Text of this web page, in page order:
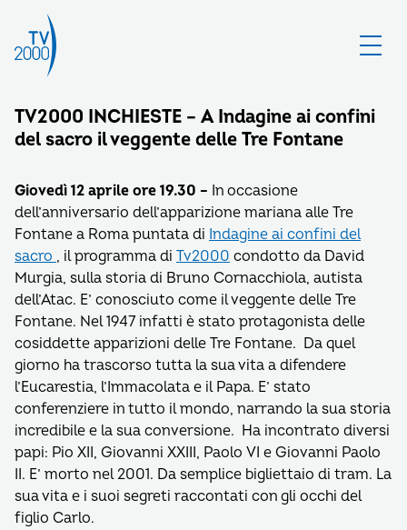
TV2000 INCHIESTE – A Indagine ai confini
del sacro il veggente delle Tre Fontane
Giovedì 12 aprile ore 19.30 – In occasione
dell’anniversario dell’apparizione mariana alle Tre
Fontane a Roma puntata di Indagine ai confini del
sacro , il programma di Tv2000 condotto da David
Murgia, sulla storia di Bruno Cornacchiola, autista
dell’Atac. E’ conosciuto come il veggente delle Tre
Fontane. Nel 1947 infatti è stato protagonista delle
cosiddette apparizioni delle Tre Fontane. Da quel
giorno ha trascorso tutta la sua vita a difendere
l’Eucarestia, l’Immacolata e il Papa. E’ stato
conferenziere in tutto il mondo, narrando la sua storia
incredibile e la sua conversione. Ha incontrato diversi
papi: Pio XII, Giovanni XXIII, Paolo VI e Giovanni Paolo
II. E’ morto nel 2001. Da semplice bigliettaio di tram. La
sua vita e i suoi segreti raccontati con gli occhi del
figlio Carlo.